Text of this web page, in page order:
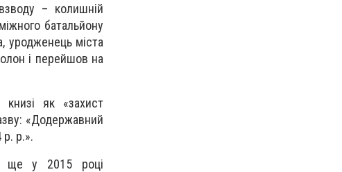
– колишній
батальйону
уродженець міста
і перейшов на
книзі як «захист
«Додержавний
p. p.».
ще у 2015 році